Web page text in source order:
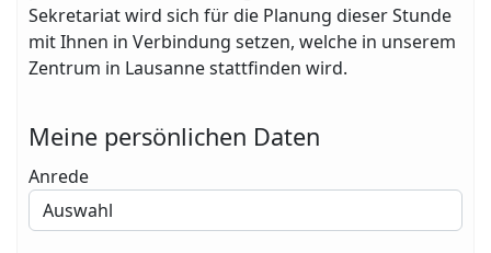
Sekretariat wird sich für die Planung dieser Stunde
mit Ihnen in Verbindung setzen, welche in unserem
Zentrum in Lausanne stattfinden wird.
Meine persönlichen Daten
Anrede